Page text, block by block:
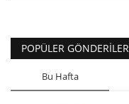
POPÜLER GÖNDERILER
Bu Hafta